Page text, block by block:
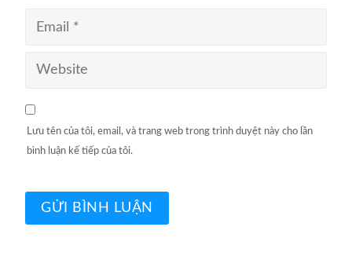
Lưu tên của tôi, email, và trang web trong trình duyệt này cho lần
bình luận kế tiếp của tôi.